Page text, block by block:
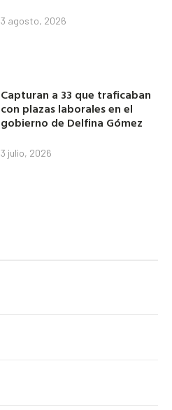
3 agosto, 2026
Capturan a 33 que traficaban
con plazas laborales en el
gobierno de Delfina Gómez
3 julio, 2026